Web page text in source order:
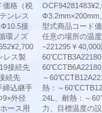
価格（税
ンレス
Φ10.5接
環ノズ
レス製
接続先
続先
締込継⼿
外径
ース⽤
Φ3.2mm×200mm
型式商品コード
任意の場所の温
−221295￥
～
熱：～
24L、耐熱：～
力、目標温度の